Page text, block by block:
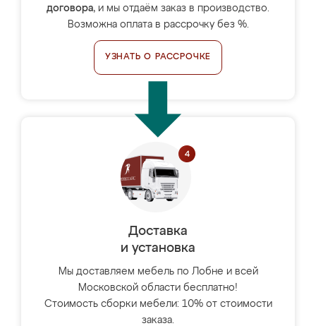
договора, и мы отдаём заказ в производство.
Возможна оплата в рассрочку без %.
УЗНАТЬ О РАССРОЧКЕ
Доставка
и установка
Мы доставляем мебель по Лобне и всей
Московской области бесплатно!
Стоимость сборки мебели: 10% от стоимости
заказа.